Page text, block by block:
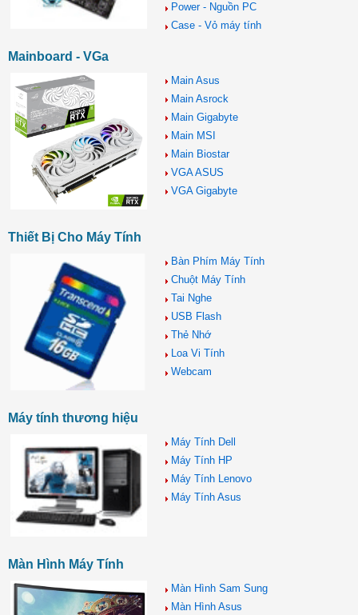
Power - Nguồn PC
Case - Vỏ máy tính
Mainboard - VGa
Main Asus
Main Asrock
Main Gigabyte
Main MSI
Main Biostar
VGA ASUS
VGA Gigabyte
Thiết Bị Cho Máy Tính
Bàn Phím Máy Tính
Chuột Máy Tính
Tai Nghe
USB Flash
Thẻ Nhớ
Loa Vi Tính
Webcam
Máy tính thương hiệu
Máy Tính Dell
Máy Tính HP
Máy Tính Lenovo
Máy Tính Asus
Màn Hình Máy Tính
Màn Hình Sam Sung
Màn Hình Asus